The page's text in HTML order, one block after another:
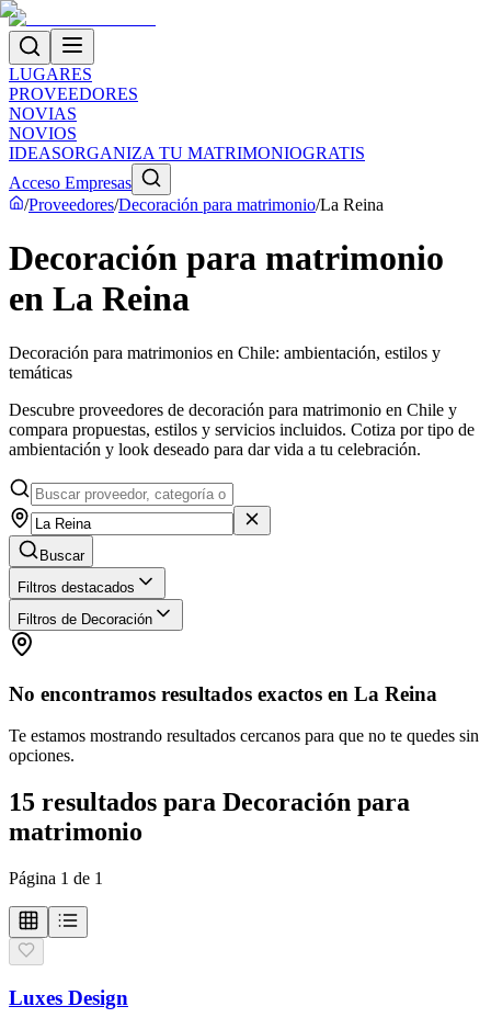
LUGARES
PROVEEDORES
NOVIAS
NOVIOS
IDEASORGANIZA TU MATRIMONIOGRATIS
Acceso Empresas
/Proveedores/Decoración para matrimonio/La Reina
Decoración para matrimonio
en La Reina
Decoración para matrimonios en Chile: ambientación, estilos y
temáticas
Descubre proveedores de decoración para matrimonio en Chile y
compara propuestas, estilos y servicios incluidos. Cotiza por tipo de
ambientación y look deseado para dar vida a tu celebración.
Buscar
Filtros destacados
Filtros de Decoración
No encontramos resultados exactos en La Reina
Te estamos mostrando resultados cercanos para que no te quedes sin
opciones.
15 resultados para Decoración para
matrimonio
Página 1 de 1
Luxes Design